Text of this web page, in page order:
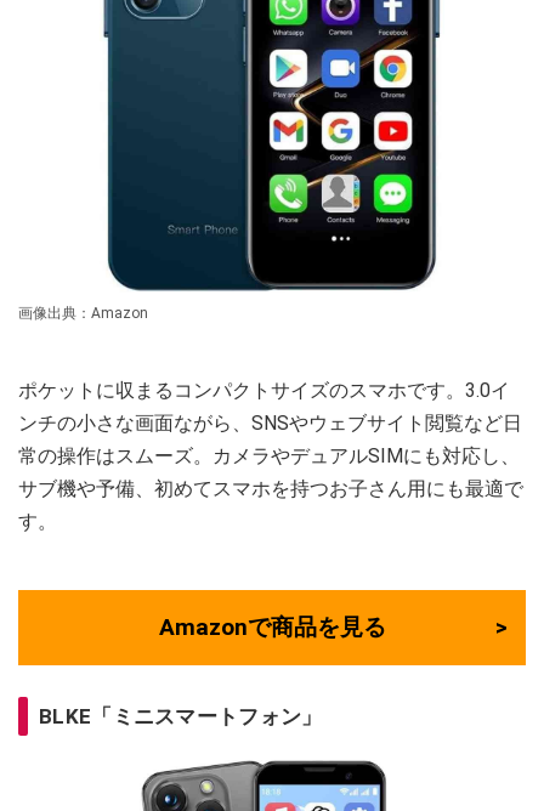
画像出典：Amazon
ポケットに収まるコンパクトサイズのスマホです。3.0イ
ンチの小さな画面ながら、SNSやウェブサイト閲覧など日
常の操作はスムーズ。カメラやデュアルSIMにも対応し、
サブ機や予備、初めてスマホを持つお子さん用にも最適で
す。
Amazonで商品を見る
BLKE「ミニスマートフォン」